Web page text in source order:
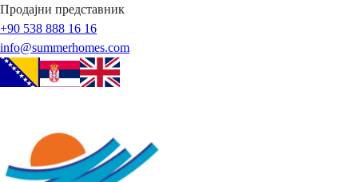
Продајни представник
+90 538 888 16 16
info@summerhomes.com